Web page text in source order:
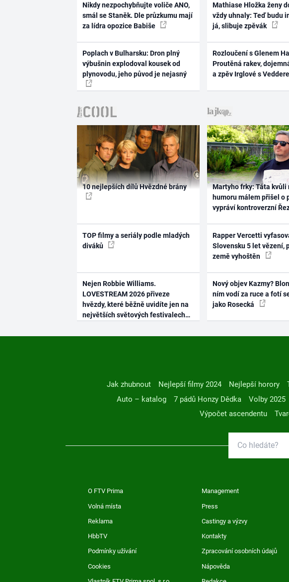
Nikdy nezpochybňujte voliče ANO,
smál se Staněk. Dle průzkumu mají
za lídra opozice Babiše
Poplach v Bulharsku: Dron plný
výbušnin explodoval kousek od
plynovodu, jeho původ je nejasný
Mathiase Hložka ženy
vždy uhnaly: Teď budu
já, slibuje zpěvák
Rozloučení s Glenem
Proutěná rakev,
a zpěv Irglové s
10 nejlepších dílů Hvězdné brány
TOP filmy a seriály podle mladých
diváků
Nejen Robbie Williams.
LOVESTREAM 2026 přiveze
hvězdy, které běžně uvidíte jen na
největších světových festivalech
Martyho frky: Táta kvůli
humoru málem přišel o
vypráví kontroverzní
Rapper Vercetti
Slovensku 5 let vězení,
země vyhoštěn
Nový objev Kazmy?
ním vodí za ruce a fotí
jako Rosecká
Jak zhubnout Nejlepší filmy 2024 Nejlepší horory
Auto – katalog
7 pádů Honzy Dědka Volby 2025
Výpočet ascendentu
O FTV Prima Management
Volná místa Press
Reklama Castingy a výzvy
HbbTV Kontakty
Podmínky užívání Zpracování osobních údajů
Cookies Nápověda